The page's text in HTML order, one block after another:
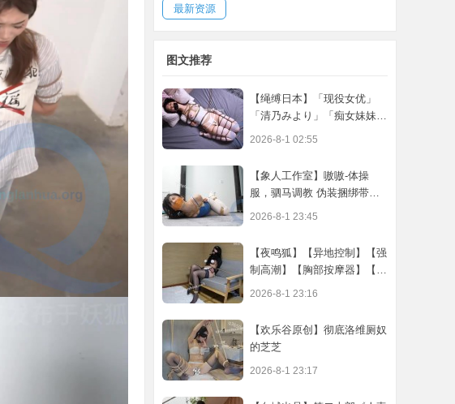
最新资源
图文推荐
【绳缚日本】「现役女优」
「清乃みより」「痴女妹妹」
♡哥哥♡不
2026-8-1 02:55
【象人工作室】嗷嗷-体操
服，驷马调教 伪装捆绑带走
50min剧情向
2026-8-1 23:45
【夜鸣狐】【异地控制】【强
制高潮】【胸部按摩器】【阳
具口球】
2026-8-1 23:16
【欢乐谷原创】彻底洛维厕奴
的芝芝
2026-8-1 23:17